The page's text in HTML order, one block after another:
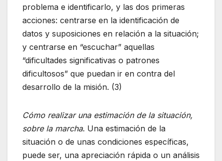
problema e identificarlo, y las dos primeras
acciones: centrarse en la identificación de
datos y suposiciones en relación a la situación;
y centrarse en “escuchar” aquellas
“dificultades significativas o patrones
dificultosos” que puedan ir en contra del
desarrollo de la misión. (3)
Cómo realizar una estimación de la situación,
sobre la marcha. Una estimación de la
situación o de unas condiciones específicas,
puede ser, una apreciación rápida o un análisis